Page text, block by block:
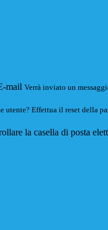
mail Verrà inviato un
utente? Effettua il reset della
la casella di posta